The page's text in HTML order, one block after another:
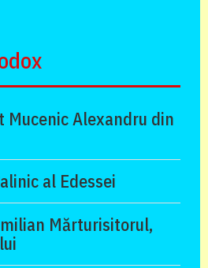
Alexandru din
al Edessei
Mărturisitorul,